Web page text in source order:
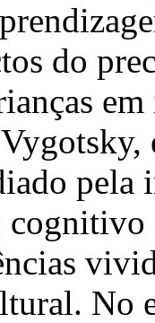
do
pela
No